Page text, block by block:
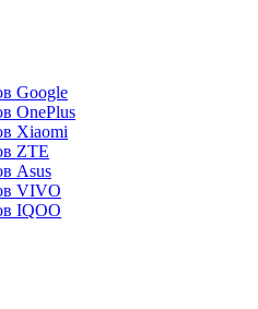
Google
OnePlus
Xiaomi
ZTE
Asus
VIVO
IQOO